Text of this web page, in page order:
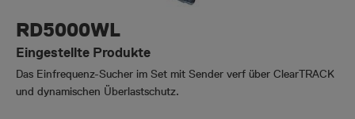
RD5000WL
Eingestellte Produkte
Das Einfrequenz-Sucher im Set mit Sender verf über ClearTRACK
und dynamischen Überlastschutz.